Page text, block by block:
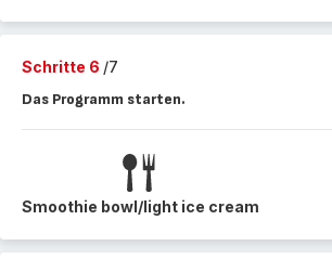
Schritte 6 /7
Das Programm starten.
Smoothie bowl/light ice cream